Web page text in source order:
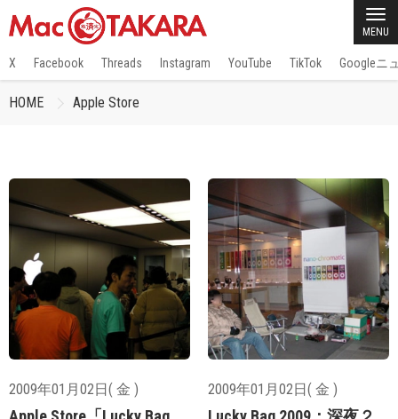
MENU
X Facebook Threads Instagram YouTube TikTok Googleニ
HOME Apple Store
2009年01月02日( 金 ) 2009年01月02日( 金 )